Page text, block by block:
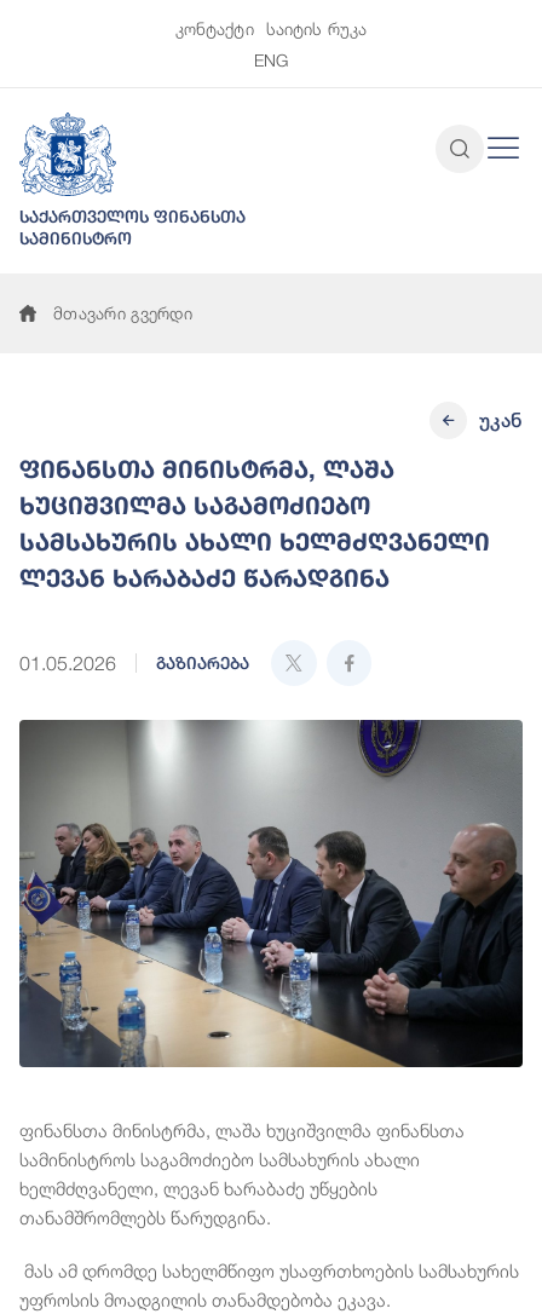
კონტაქტი
საიტის რუკა
ENG
საქართველოს ფინანსთა
სამინისტრო
მთავარი გვერდი
ფინანსთა მინისტრმა, ლაშა
ხუციშვილმა საგამოძიებო
სამსახურის ახალი ხელმძღვანელი
ლევან ხარაბაძე წარადგინა
01.05.2026 გაზიარება
უკან
ფინანსთა მინისტრმა, ლაშა ხუციშვილმა ფინანსთა
სამინისტროს საგამოძიებო სამსახურის ახალი
ხელმძღვანელი, ლევან ხარაბაძე უწყების
თანამშრომლებს წარუდგინა.
მას ამ დრომდე სახელმწიფო უსაფრთხოების სამსახურის
უფროსის მოადგილის თანამდებობა ეკავა.